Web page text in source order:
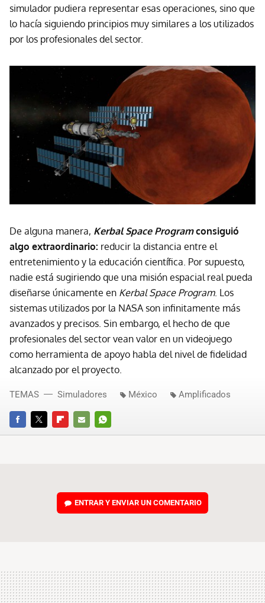
simulador pudiera representar esas operaciones, sino que
lo hacía siguiendo principios muy similares a los utilizados
por los profesionales del sector.
De alguna manera, Kerbal Space Programconsiguió
algo extraordinario: reducir la distancia entre el
entretenimiento y la educación científica. Por supuesto,
nadie está sugiriendo que una misión espacial real pueda
diseñarse únicamente en Kerbal Space Program. Los
sistemas utilizados por la NASA son infinitamente más
avanzados y precisos. Sin embargo, el hecho de que
profesionales del sector vean valor en un videojuego
como herramienta de apoyo habla del nivel de fidelidad
alcanzado por el proyecto.
FACEBOOKTWITTERFLIPBOARD
E-
WHATSAPP
TEMAS Simuladores México Amplificados
ENTRAR Y ENVIAR UN COMENTARIO